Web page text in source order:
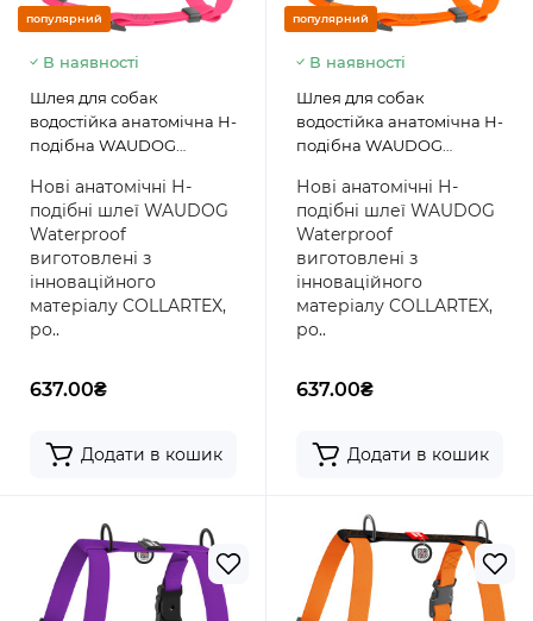
популярний
В наявності
Шлея для собак
водостійка анатомічна Н-
подібна WAUDOG
паспортом, пластикова
пряжка-фастекс, рожева
Нові анатомічні Н-
подібні шлеї WAUDOG
Waterproof
виготовлені з
інноваційного
матеріалу COLLARTEX,
ро..
637.00₴
Додати в кошик
популярний
В наявності
Шлея для собак
водостійка анатомічна Н-
подібна WAUDOG
паспортом, пластикова
пряжка-фастекс,
помаранчева
Нові анатомічні Н-
подібні шлеї WAUDOG
Waterproof
виготовлені з
інноваційного
матеріалу COLLARTEX,
ро..
637.00₴
Додати в кошик